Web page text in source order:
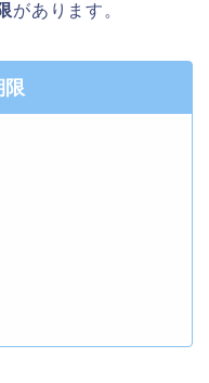
があります。
限